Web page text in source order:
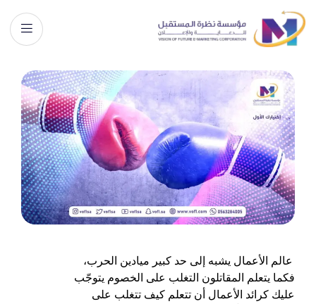
عالم الأعمال يشبه إلى حد كبير ميادين الحرب،
فكما يتعلم المقاتلون التغلب على الخصوم يتوجّب
عليك كرائد الأعمال أن تتعلم كيف تتغلب على